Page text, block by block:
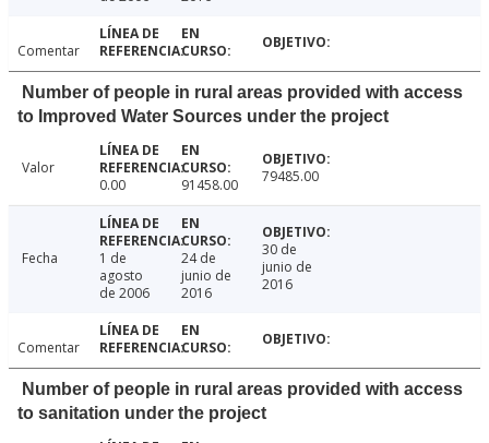
Comentar
Number of people in rural areas provided with access
to Improved Water Sources under the project
Valor
0.00
91458.00 79485.00
Fecha
1 de
agosto
de 2006
24 de
junio de
2016
30 de
junio de
2016
Comentar
Number of people in rural areas provided with access
to sanitation under the project